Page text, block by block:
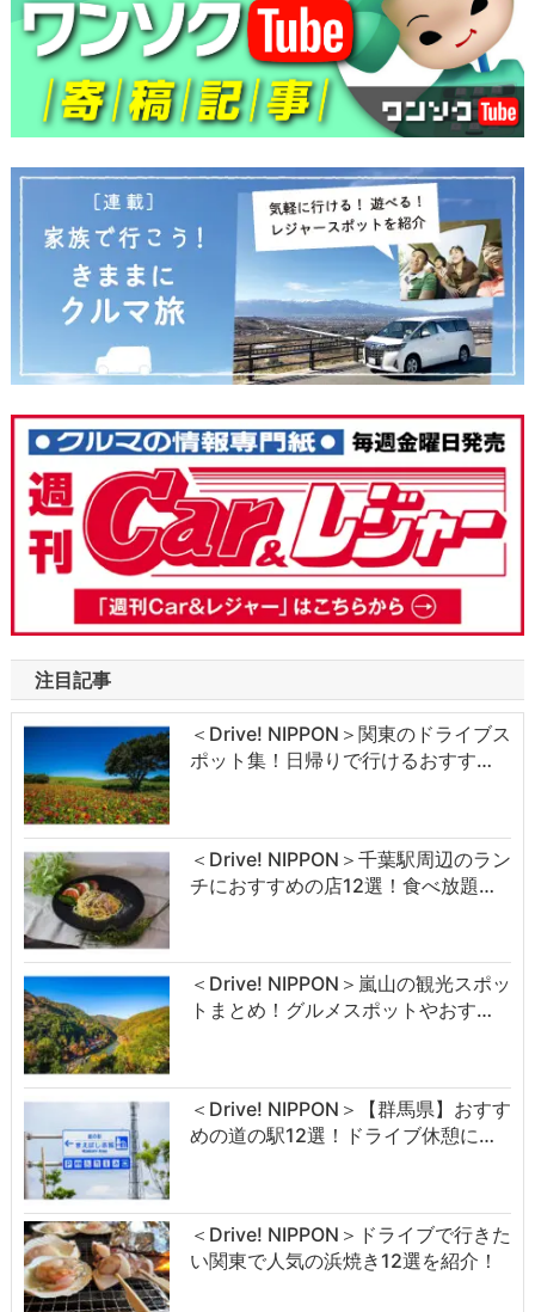
注目記事
＜Drive! NIPPON＞関東のドライブス
ポット集！日帰りで行けるおすす…
＜Drive! NIPPON＞千葉駅周辺のラン
チにおすすめの店12選！食べ放題…
＜Drive! NIPPON＞嵐山の観光スポッ
トまとめ！グルメスポットやおす…
＜Drive! NIPPON＞【群馬県】おすす
めの道の駅12選！ドライブ休憩に…
＜Drive! NIPPON＞ドライブで行きた
い関東で人気の浜焼き12選を紹介！